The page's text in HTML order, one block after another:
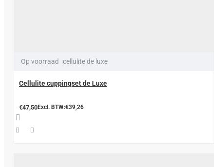
Op voorraad cellulite de luxe
Cellulite cuppingset de Luxe
€47,50Excl. BTW:€39,26